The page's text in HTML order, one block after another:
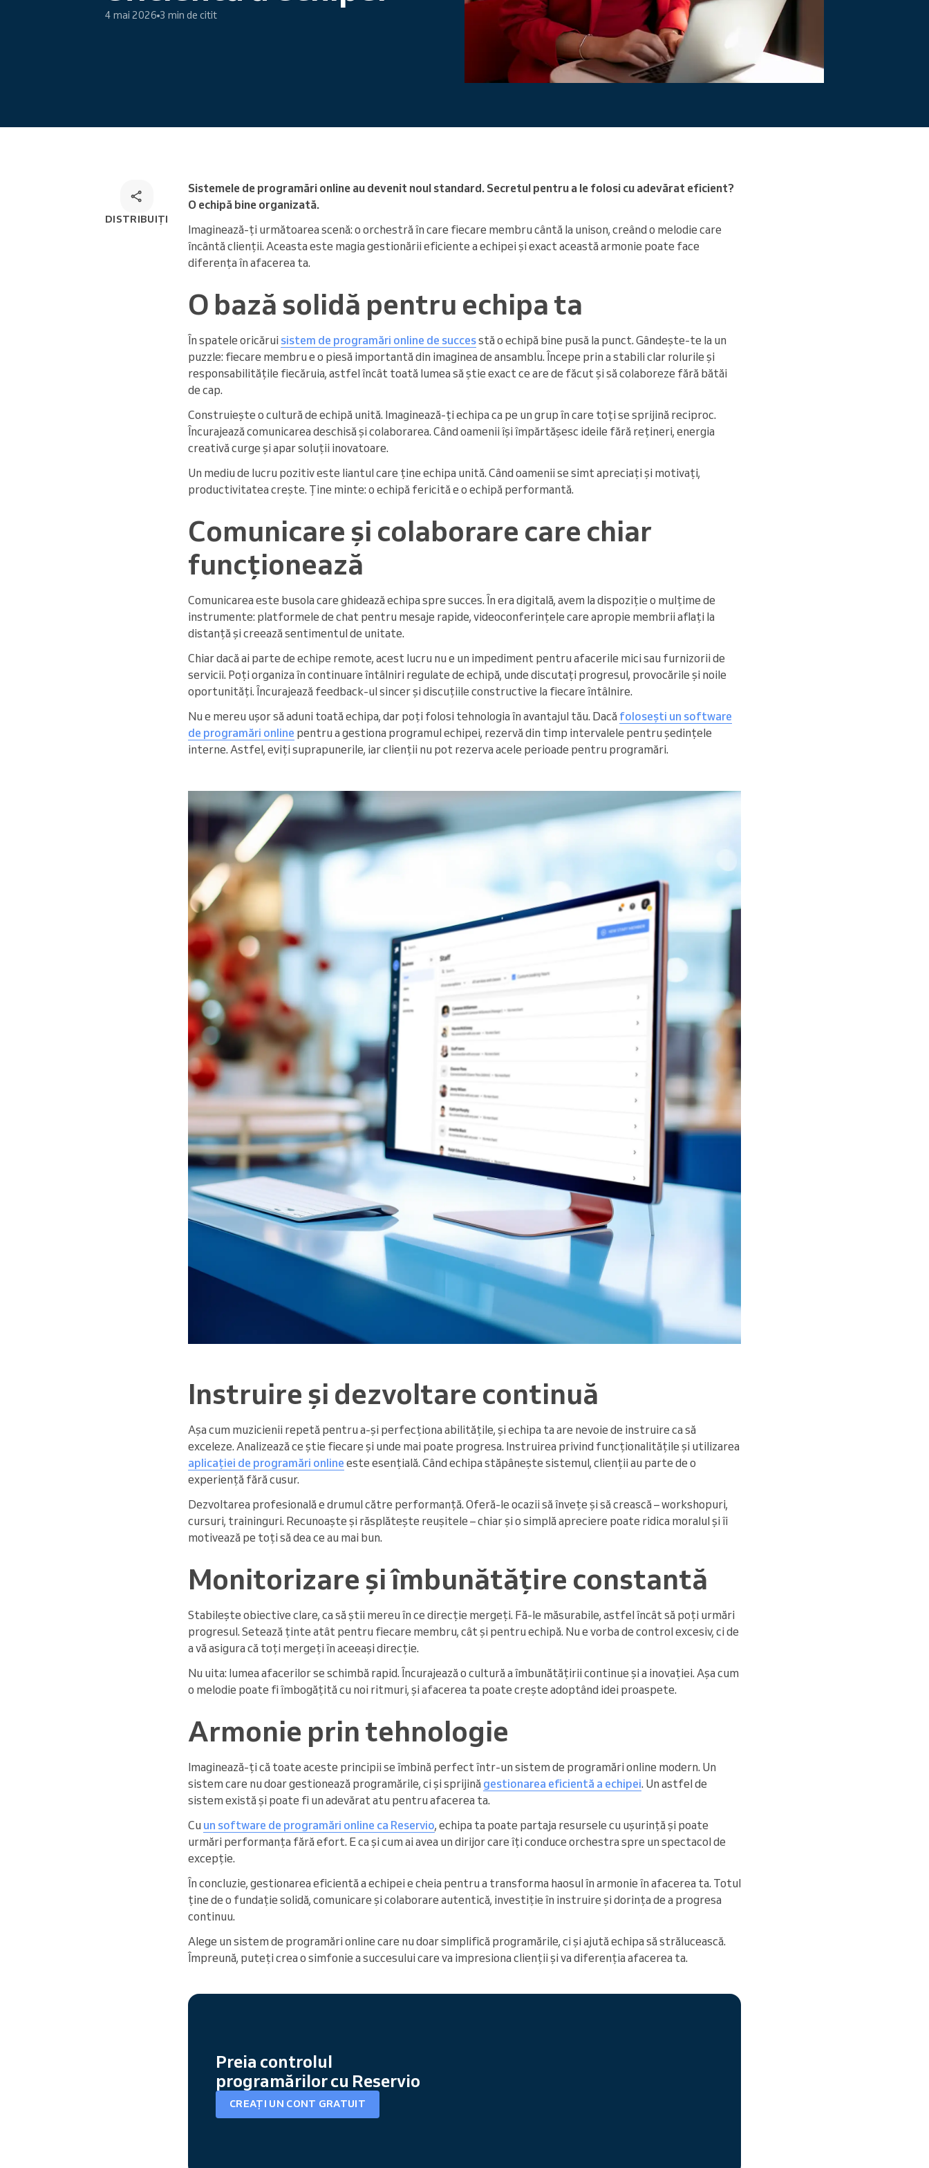
Citiți mai mult
4 mai 2026 3 min de citit
DISTRIBUIȚI
Sistemele de programări online au devenit noul standard. Secretul pentru a le folosi cu adevărat eficient?
O echipă bine organizată.
Imaginează-ți următoarea scenă: o orchestră în care fiecare membru cântă la unison, creând o melodie care
încântă clienții. Aceasta este magia gestionării eficiente a echipei și exact această armonie poate face
diferența în afacerea ta.
O bază solidă pentru echipa ta
În spatele oricărui sistem de programări online de successtă o echipă bine pusă la punct. Gândește-te la un
puzzle: fiecare membru e o piesă importantă din imaginea de ansamblu. Începe prin a stabili clar rolurile și
responsabilitățile fiecăruia, astfel încât toată lumea să știe exact ce are de făcut și să colaboreze fără bătăi
de cap.
Construiește o cultură de echipă unită. Imaginează-ți echipa ca pe un grup în care toți se sprijină reciproc.
Încurajează comunicarea deschisă și colaborarea. Când oamenii își împărtășesc ideile fără rețineri, energia
creativă curge și apar soluții inovatoare.
Un mediu de lucru pozitiv este liantul care ține echipa unită. Când oamenii se simt apreciați și motivați,
productivitatea crește. Ține minte: o echipă fericită e o echipă performantă.
Comunicare și colaborare care chiar
funcționează
Comunicarea este busola care ghidează echipa spre succes. În era digitală, avem la dispoziție o mulțime de
instrumente: platformele de chat pentru mesaje rapide, videoconferințele care apropie membrii aflați la
distanță și creează sentimentul de unitate.
Chiar dacă ai parte de echipe remote, acest lucru nu e un impediment pentru afacerile mici sau furnizorii de
servicii. Poți organiza în continuare întâlniri regulate de echipă, unde discutați progresul, provocările și noile
oportunități. Încurajează feedback-ul sincer și discuțiile constructive la fiecare întâlnire.
Nu e mereu ușor să aduni toată echipa, dar poți folosi tehnologia în avantajul tău. Dacă folosești un software
de programări online pentru a gestiona programul echipei, rezervă din timp intervalele pentru ședințele
interne. Astfel, eviți suprapunerile, iar clienții nu pot rezerva acele perioade pentru programări.
Instruire și dezvoltare continuă
Așa cum muzicienii repetă pentru a-și perfecționa abilitățile, și echipa ta are nevoie de instruire ca să
exceleze. Analizează ce știe fiecare și unde mai poate progresa. Instruirea privind funcționalitățile și utilizarea
aplicației de programări online este esențială. Când echipa stăpânește sistemul, clienții au parte de o
experiență fără cusur.
Dezvoltarea profesională e drumul către performanță. Oferă-le ocazii să învețe și să crească – workshopuri,
cursuri, traininguri. Recunoaște și răsplătește reușitele – chiar și o simplă apreciere poate ridica moralul și îi
motivează pe toți să dea ce au mai bun.
Monitorizare și îmbunătățire constantă
Stabilește obiective clare, ca să știi mereu în ce direcție mergeți. Fă-le măsurabile, astfel încât să poți urmări
progresul. Setează ținte atât pentru fiecare membru, cât și pentru echipă. Nu e vorba de control excesiv, ci de
a vă asigura că toți mergeți în aceeași direcție.
Nu uita: lumea afacerilor se schimbă rapid. Încurajează o cultură a îmbunătățirii continue și a inovației. Așa cum
o melodie poate fi îmbogățită cu noi ritmuri, și afacerea ta poate crește adoptând idei proaspete.
Armonie prin tehnologie
Imaginează-ți că toate aceste principii se îmbină perfect într-un sistem de programări online modern. Un
sistem care nu doar gestionează programările, ci și sprijină gestionarea eficientă a echipei. Un astfel de
sistem există și poate fi un adevărat atu pentru afacerea ta.
Cu un software de programări online ca Reservio, echipa ta poate partaja resursele cu ușurință și poate
urmări performanța fără efort. E ca și cum ai avea un dirijor care îți conduce orchestra spre un spectacol de
excepție.
În concluzie, gestionarea eficientă a echipei e cheia pentru a transforma haosul în armonie în afacerea ta. Totul
ține de o fundație solidă, comunicare și colaborare autentică, investiție în instruire și dorința de a progresa
continuu.
Alege un sistem de programări online care nu doar simplifică programările, ci și ajută echipa să strălucească.
Împreună, puteți crea o simfonie a succesului care va impresiona clienții și va diferenția afacerea ta.
Preia controlul
programărilor cu Reservio
CREAȚI UN CONT GRATUIT